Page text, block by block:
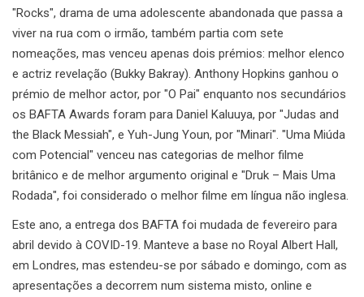
"Rocks", drama de uma adolescente abandonada que passa a
viver na rua com o irmão, também partia com sete
nomeações, mas venceu apenas dois prémios: melhor elenco
e actriz revelação (Bukky Bakray). Anthony Hopkins ganhou o
prémio de melhor actor, por "O Pai" enquanto nos secundários
os BAFTA Awards foram para Daniel Kaluuya, por "Judas and
the Black Messiah", e Yuh-Jung Youn, por "Minari". "Uma Miúda
com Potencial" venceu nas categorias de melhor filme
britânico e de melhor argumento original e "Druk – Mais Uma
Rodada", foi considerado o melhor filme em língua não inglesa.
Este ano, a entrega dos BAFTA foi mudada de fevereiro para
abril devido à COVID-19. Manteve a base no Royal Albert Hall,
em Londres, mas estendeu-se por sábado e domingo, com as
apresentações a decorrem num sistema misto, online e